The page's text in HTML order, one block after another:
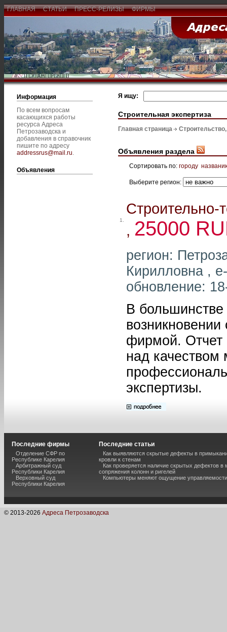
ГЛАВНАЯ СТАТЬИ ПРЕСС-РЕЛИЗЫ ФИРМЫ
Информация
По всем вопросам
касающихся работы
ресурса Адреса
Петрозаводска и
добавления в справочник
пишите по адресу
addressrus@mail.ru.
Объявления
Я ищу:
Строительная экспертиза
Главная страница
Объявления раздела
Сортировать по: городу
Выберите регион:
1.
Строительно-
, 25000
регион:
Кирилловна ,
обновление:
В большинстве
фирмой. Отчет
над качеством
экспертизы.
Последние фирмы
Отделение СФР по
Республике Карелия
Арбитражный суд
Республики Карелия
Верховный суд
Республики Карелия
Последние статьи
Как выявляются скрытые дефекты в
кровли к стенам
Как проверяется наличие скрытых дефектов в
сопряжения колонн и ригелей
Компьютеры меняют ощущение управляемости
© 2013-2026 Адреса Петрозаводска